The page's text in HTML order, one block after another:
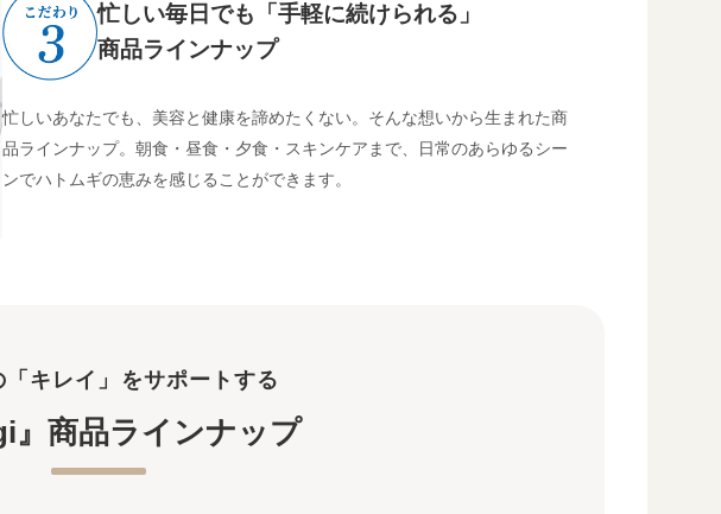
忙しい毎日でも「手軽に続けられる」
商品ラインナップ
忙しいあなたでも、美容と健康を諦めたくない。そんな想いから生まれた商
品ラインナップ。朝食・昼食・夕食・スキンケアまで、日常のあらゆるシー
ンでハトムギの恵みを感じることができます。
「キレイ」をサポートする
』商品ラインナップ